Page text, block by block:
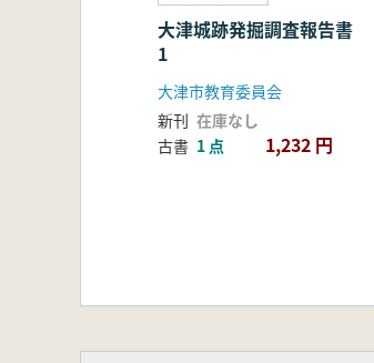
大津城跡発掘調査報告書
1
大津市教育委員会
新刊 在庫なし
古書 1 点 1,232 円